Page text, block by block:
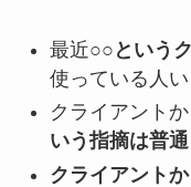
最近○○という
使っている人い
クライアント
いう指摘は普
クライアント